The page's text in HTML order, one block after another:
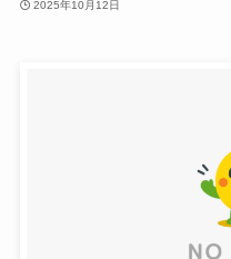
2025年10月12日